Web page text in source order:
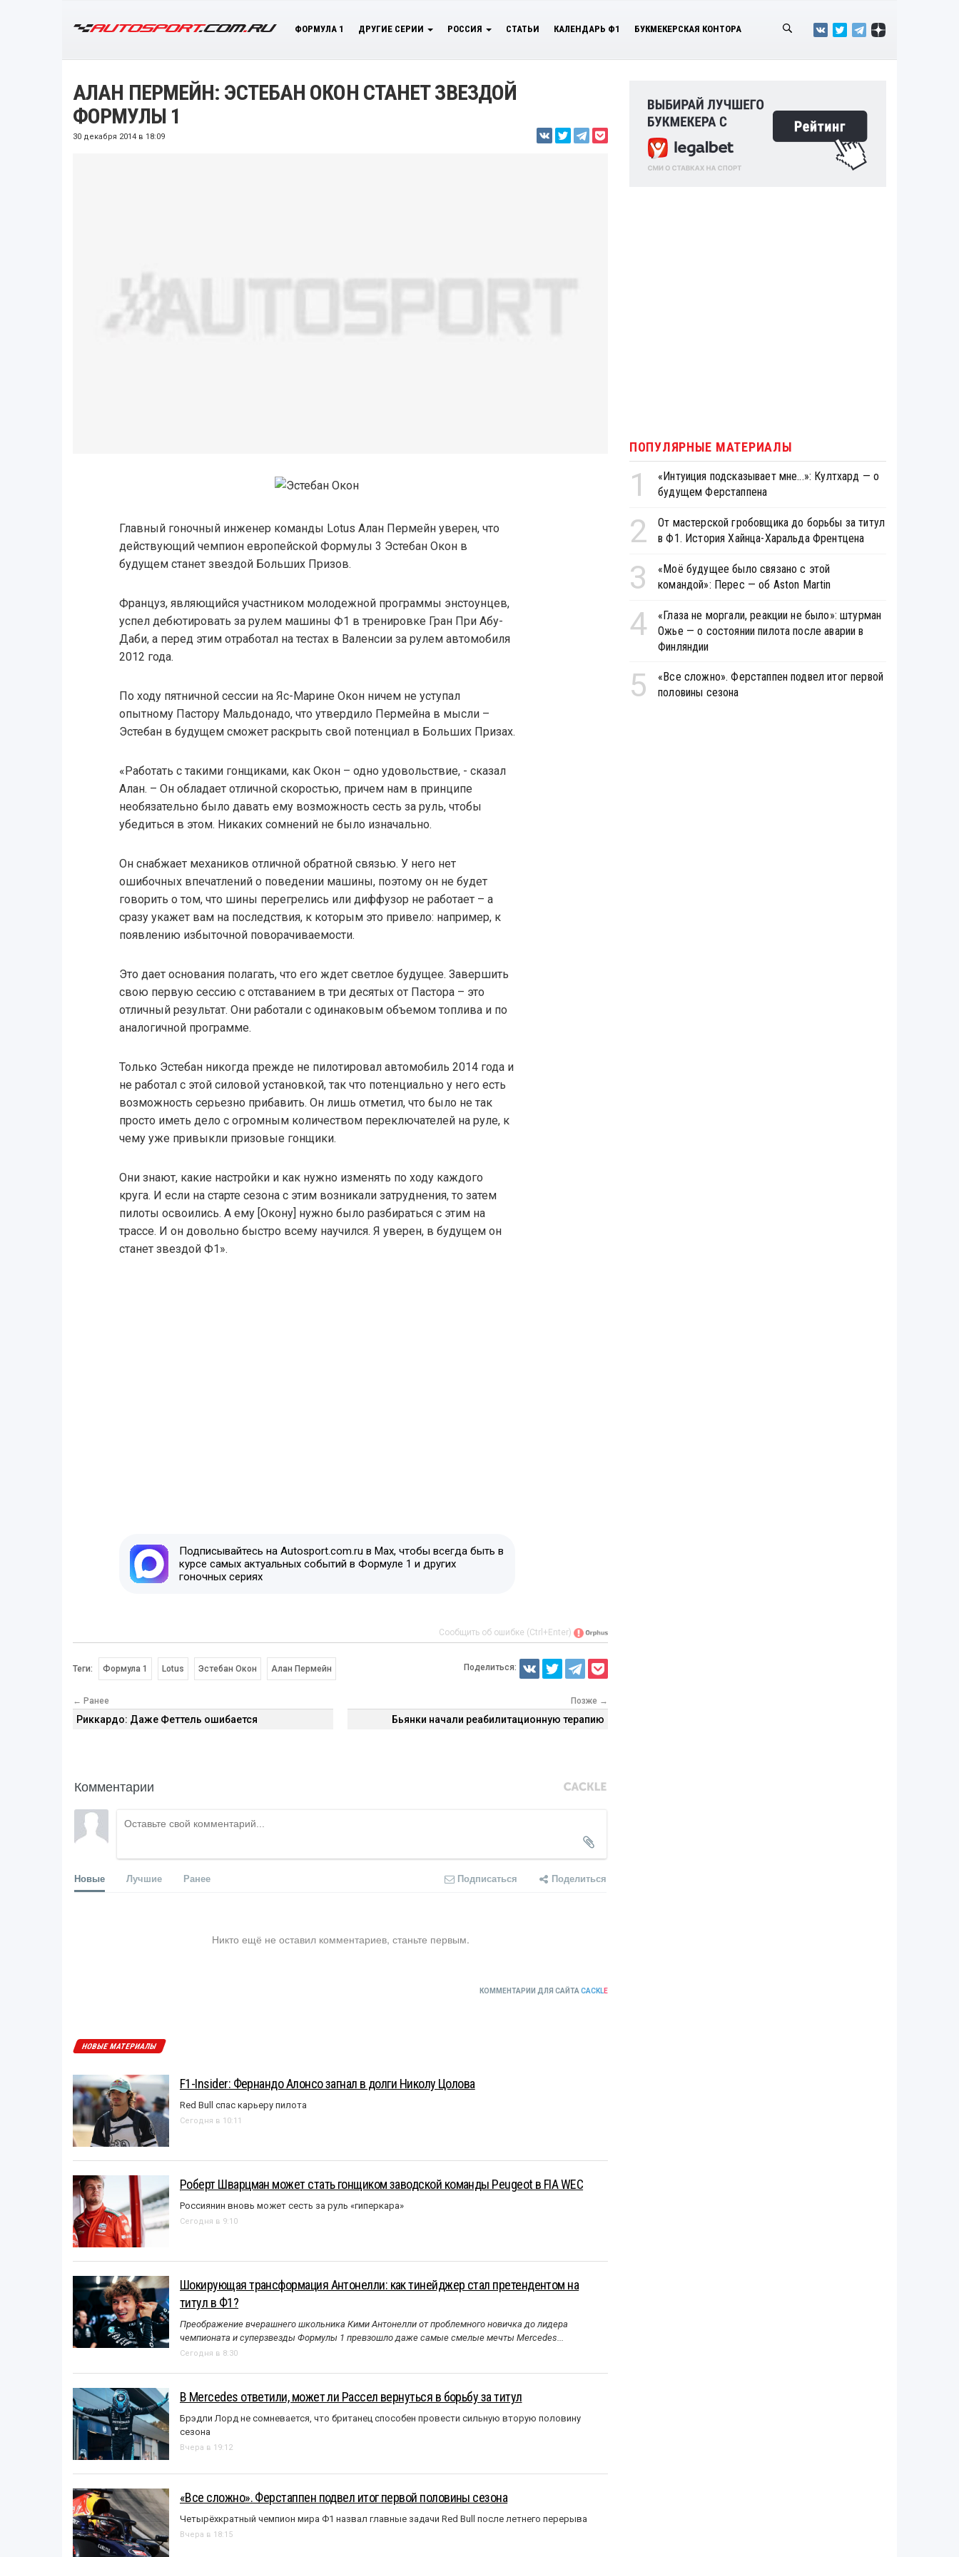
ФОРМУЛА 1 ДРУГИЕ СЕРИИ РОССИЯ СТАТЬИ КАЛЕНДАРЬ Ф1 БУКМЕКЕРСКАЯ КОНТОРА
АЛАН ПЕРМЕЙН: ЭСТЕБАН ОКОН СТАНЕТ ЗВЕЗДОЙ
ФОРМУЛЫ 1
30 декабря 2014 в 18:09
Главный гоночный инженер команды Lotus Алан Пермейн уверен, что
действующий чемпион европейской Формулы 3 Эстебан Окон в
будущем станет звездой Больших Призов.
Француз, являющийся участником молодежной программы энстоунцев,
успел дебютировать за рулем машины Ф1 в тренировке Гран При Абу-
Даби, а перед этим отработал на тестах в Валенсии за рулем автомобиля
2012 года.
По ходу пятничной сессии на Яс-Марине Окон ничем не уступал
опытному Пастору Мальдонадо, что утвердило Пермейна в мысли –
Эстебан в будущем сможет раскрыть свой потенциал в Больших Призах.
«Работать с такими гонщиками, как Окон – одно удовольствие, - сказал
Алан. – Он обладает отличной скоростью, причем нам в принципе
необязательно было давать ему возможность сесть за руль, чтобы
убедиться в этом. Никаких сомнений не было изначально.
Он снабжает механиков отличной обратной связью. У него нет
ошибочных впечатлений о поведении машины, поэтому он не будет
говорить о том, что шины перегрелись или диффузор не работает – а
сразу укажет вам на последствия, к которым это привело: например, к
появлению избыточной поворачиваемости.
Это дает основания полагать, что его ждет светлое будущее. Завершить
свою первую сессию с отставанием в три десятых от Пастора – это
отличный результат. Они работали с одинаковым объемом топлива и по
аналогичной программе.
Только Эстебан никогда прежде не пилотировал автомобиль 2014 года и
не работал с этой силовой установкой, так что потенциально у него есть
возможность серьезно прибавить. Он лишь отметил, что было не так
просто иметь дело с огромным количеством переключателей на руле, к
чему уже привыкли призовые гонщики.
Они знают, какие настройки и как нужно изменять по ходу каждого
круга. И если на старте сезона с этим возникали затруднения, то затем
пилоты освоились. А ему [Окону] нужно было разбираться с этим на
трассе. И он довольно быстро всему научился. Я уверен, в будущем он
станет звездой Ф1».
Подписывайтесь на Autosport.com.ru в Max, чтобы всегда быть в
курсе самых актуальных событий в Формуле 1 и других
гоночных сериях
Сообщить об ошибке (Ctrl+Enter)
Теги: Формула 1 Lotus Эстебан Окон Алан Пермейн Поделиться:
← Ранее
Риккардо: Даже Феттель ошибается
Позже →
Бьянки начали реабилитационную терапию
Комментарии
Новые Лучшие Ранее Подписаться Поделиться
Никто ещё не оставил комментариев, станьте первым.
КОММЕНТАРИИ ДЛЯ САЙТА CACKLE
НОВЫЕ МАТЕРИАЛЫ
F1-Insider: Фернандо Алонсо загнал в долги Николу Цолова
Red Bull спас карьеру пилота
Сегодня в 10:11
Роберт Шварцман может стать гонщиком заводской команды Peugeot в FIA WEC
Россиянин вновь может сесть за руль «гиперкара»
Сегодня в 9:10
Шокирующая трансформация Антонелли: как тинейджер стал претендентом на
титул в Ф1?
Преображение вчерашнего школьника Кими Антонелли от проблемного новичка до лидера
чемпионата и суперзвезды Формулы 1 превзошло даже самые смелые мечты Mercedes...
Сегодня в 8:30
В Mercedes ответили, может ли Рассел вернуться в борьбу за титул
Брэдли Лорд не сомневается, что британец способен провести сильную вторую половину
сезона
Вчера в 19:12
«Все сложно». Ферстаппен подвел итог первой половины сезона
Четырёхкратный чемпион мира Ф1 назвал главные задачи Red Bull после летнего перерыва
Вчера в 18:15
ПОПУЛЯРНЫЕ МАТЕРИАЛЫ
1
«Интуиция подсказывает мне...»: Култхард — о
будущем Ферстаппена
2
От мастерской гробовщика до борьбы за титул
в Ф1. История Хайнца-Харальда Френтцена
3
«Моё будущее было связано с этой
командой»: Перес — об Aston Martin
4
«Глаза не моргали, реакции не было»: штурман
Ожье — о состоянии пилота после аварии в
Финляндии
5
«Все сложно». Ферстаппен подвел итог первой
половины сезона